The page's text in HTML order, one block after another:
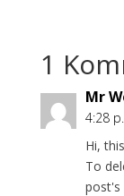
1
Mr
4:28
Hi,
To
post's